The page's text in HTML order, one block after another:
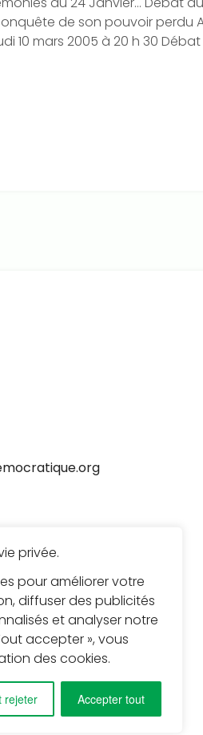
privée.
pour améliorer votre
diffuser des publicités
et analyser notre
accepter », vous
des cookies.
rejeter Accepter tout
de son pouvoir perdu
10 mars 2005 à 20 h 30